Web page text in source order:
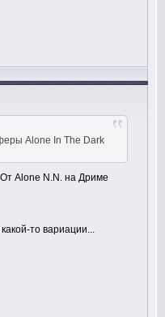
Alone In The Dark
Alone N.N. на Дриме
то вариации...